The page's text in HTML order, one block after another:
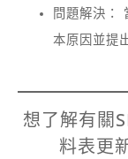
問題解決：
本原因並提
想了解有關
料表更